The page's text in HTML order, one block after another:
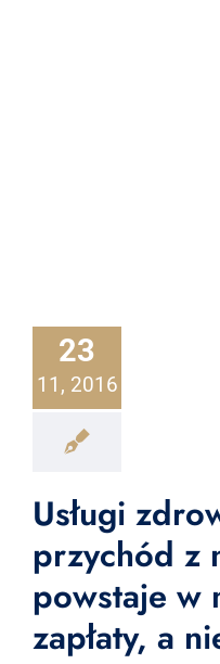
23
11, 2016
Usługi
przychód z
powstaje w
zapłaty, a